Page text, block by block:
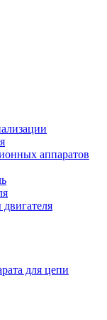
аппаратов
для цепи